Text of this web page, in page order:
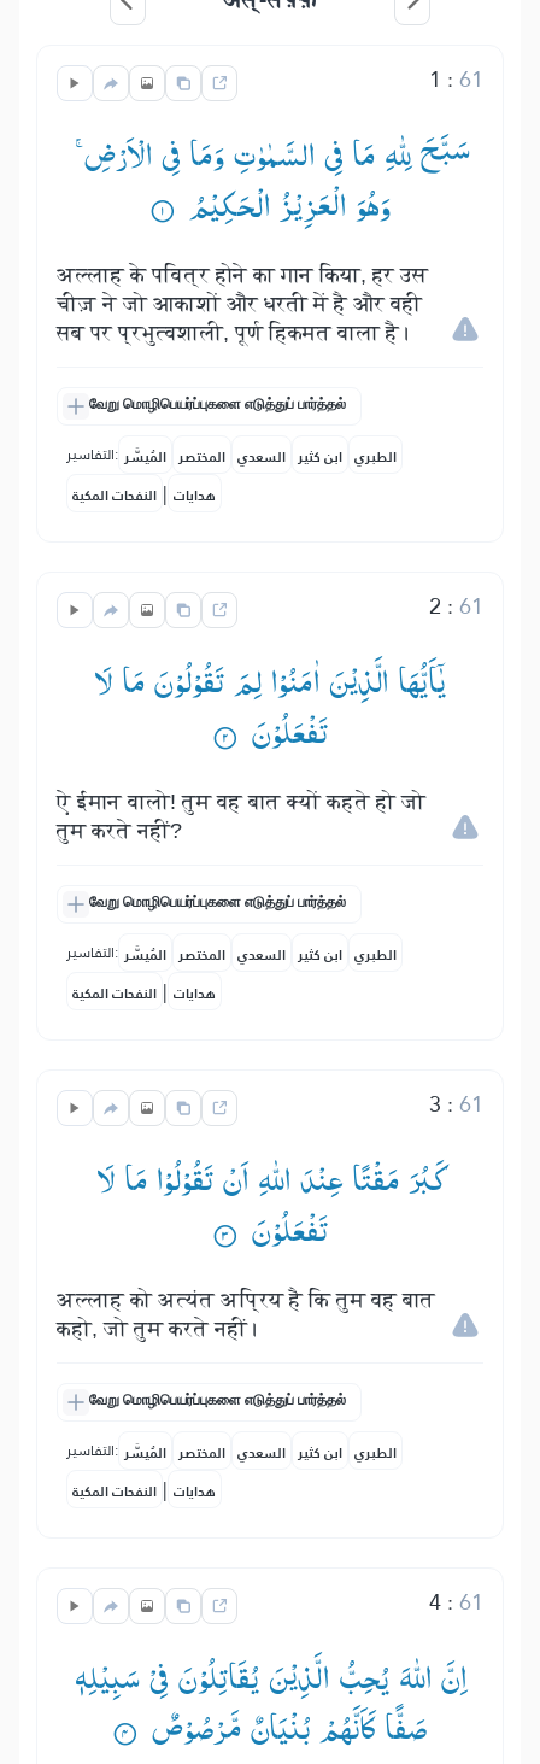
1 :61
سَبَّحَ لِلّٰهِ مَا فِی السَّمٰوٰتِ وَمَا فِی الْاَرْضِ ۚ—
وَهُوَ الْعَزِیْزُ الْحَكِیْمُ ۟
अल्लाह के पवित्र होने का गान किया, हर उस
चीज़ ने जो आकाशों और धरती में है और वही
सब पर प्रभुत्वशाली, पूर्ण हिकमत वाला है।
வேறு மொழிபெயர்ப்புகளை எடுத்துப் பார்த்தல்
التفاسير: المُيسَّر المختصر السعدي ابن كثير الطبري
النفحات المكية | هدايات
2 :61
یٰۤاَیُّهَا الَّذِیْنَ اٰمَنُوْا لِمَ تَقُوْلُوْنَ مَا لَا
تَفْعَلُوْنَ ۟
ऐ ईमान वालो! तुम वह बात क्यों कहते हो जो
तुम करते नहीं?
வேறு மொழிபெயர்ப்புகளை எடுத்துப் பார்த்தல்
التفاسير: المُيسَّر المختصر السعدي ابن كثير الطبري
النفحات المكية | هدايات
3 :61
كَبُرَ مَقْتًا عِنْدَ اللّٰهِ اَنْ تَقُوْلُوْا مَا لَا
تَفْعَلُوْنَ ۟
अल्लाह को अत्यंत अप्रिय है कि तुम वह बात
कहो, जो तुम करते नहीं।
வேறு மொழிபெயர்ப்புகளை எடுத்துப் பார்த்தல்
التفاسير: المُيسَّر المختصر السعدي ابن كثير الطبري
النفحات المكية | هدايات
4:61
اِنَّ اللّٰهَ یُحِبُّ الَّذِیْنَ یُقَاتِلُوْنَ فِیْ سَبِیْلِهٖ
صَفًّا كَاَنَّهُمْ بُنْیَانٌ مَّرْصُوْصٌ ۟